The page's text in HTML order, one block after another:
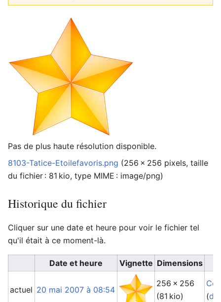
Pas de plus haute résolution disponible.
8103-Tatice-Etoilefavoris.png (256 × 256 pixels, taille
du fichier : 81 kio, type MIME : image/png)
Historique du fichier
Cliquer sur une date et heure pour voir le fichier tel
qu'il était à ce moment-là.
Date et heure Vignette Dimensions
actuel 20 mai 2007 à 08:54
256 × 256
(81 kio)
(